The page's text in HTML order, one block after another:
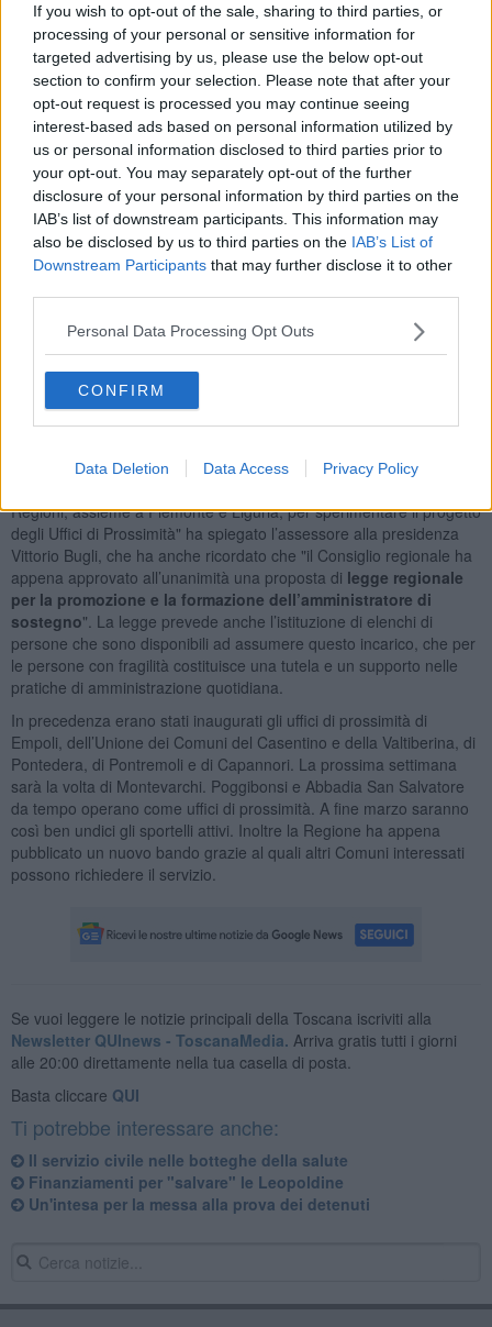
If you wish to opt-out of the sale, sharing to third parties, or
processing of your personal or sensitive information for
targeted advertising by us, please use the below opt-out
section to confirm your selection. Please note that after your
opt-out request is processed you may continue seeing
interest-based ads based on personal information utilized by
us or personal information disclosed to third parties prior to
your opt-out. You may separately opt-out of the further
disclosure of your personal information by third parties on the
IAB’s list of downstream participants. This information may
also be disclosed by us to third parties on the IAB’s List of
Downstream Participants that may further disclose it to other
Personal Data Processing Opt Outs
CONFIRM
Data Deletion Data Access Privacy Policy
Cassano, dal presidente del Tribunale di Siena Roberto Maria
Carrelli Palombi e dal sindacoMichele Angiolini.
“Si tratta di un servizio – ha ricordato il sindaco Angiolini – che non
si rivolge solo agli abitanti di Montepulciano ma a tutti i residenti dei
dieci comuni della Valdichiana senese. Si tratta di un risultato
importante e condiviso, di cui potranno avere un vantaggio
soprattutto le fasce più deboli della popolazione. Come Comune
abbiamo messo a disposizione uno spazio all’interno del palazzo
comunale edue dipendenti ”.
L’Ufficio di Prossimità è un po’ come avereil tribunale sotto casa
per svolgere, in modo semplice e guidato, quelle pratiche che
rientrano nell’ambito della cosiddetta ‘volontaria giurisdizione’. Una
di queste è ad esempio la nomina, da parte del tribunale,
dell’amministratore di sostegno, cioè colui che assume una
funzione di tutela delle persone non autonome, perché anziane o
disabili, e che agisce in collaborazione con i servizi socio-sanitari.
“Abbiamo accolto con favore la proposta del Ministero della
Regioni, assieme a Piemonte e Liguria, per sperimentare il progetto
degli Uffici di Prossimità" ha spiegato l’assessore alla presidenza
Vittorio Bugli, che ha anche ricordato che "il Consiglio regionale ha
appena approvato all’unanimità una proposta di legge regionale
per la promozione e la formazione dell’amministratore di
sostegno". La legge prevede anche l’istituzione di elenchi di
persone che sono disponibili ad assumere questo incarico, che per
le persone con fragilità costituisce una tutela e un supporto nelle
pratiche di amministrazione quotidiana.
In precedenza erano stati inaugurati gli uffici di prossimità di
Empoli, dell’Unione dei Comuni del Casentino e della Valtiberina, di
Pontedera, di Pontremoli e di Capannori. La prossima settimana
sarà la volta di Montevarchi. Poggibonsi e Abbadia San Salvatore
da tempo operano come uffici di prossimità. A fine marzo saranno
così ben undici gli sportelli attivi. Inoltre la Regione ha appena
pubblicato un nuovo bando grazie al quali altri Comuni interessati
possono richiedere il servizio.
Se vuoi leggere le notizie principali della Toscana iscriviti alla
Newsletter QUInews - ToscanaMedia. Arriva gratis tutti i giorni
alle 20:00 direttamente nella tua casella di posta.
Basta cliccare QUI
Ti potrebbe interessare anche:
​Il servizio civile nelle botteghe della salute
Finanziamenti per "salvare" le Leopoldine
Un'intesa per la messa alla prova dei detenuti